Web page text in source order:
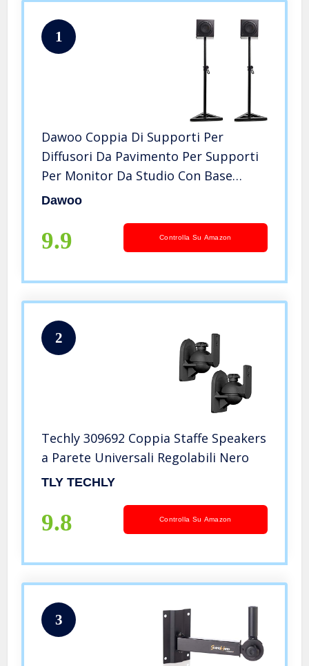
1
Dawoo Coppia Di Supporti Per
Diffusori Da Pavimento Per Supporti
Per Monitor Da Studio Con Base
Triangolare / Stabile, Regolabile In
Dawoo
9.9 Controlla Su Amazon
2
Techly 309692 Coppia Staffe Speakers
a Parete Universali Regolabili Nero
TLY TECHLY
9.8 Controlla Su Amazon
3